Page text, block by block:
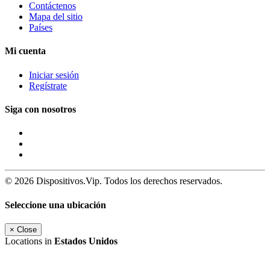
Contáctenos
Mapa del sitio
Países
Mi cuenta
Iniciar sesión
Regístrate
Siga con nosotros
© 2026 Dispositivos.Vip. Todos los derechos reservados.
Seleccione una ubicación
× Close
Locations in Estados Unidos